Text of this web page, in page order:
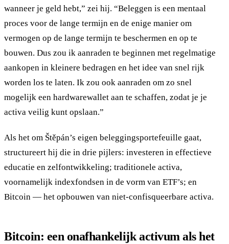
wanneer je geld hebt,” zei hij. “Beleggen is een mentaal
proces voor de lange termijn en de enige manier om
vermogen op de lange termijn te beschermen en op te
bouwen. Dus zou ik aanraden te beginnen met regelmatige
aankopen in kleinere bedragen en het idee van snel rijk
worden los te laten. Ik zou ook aanraden om zo snel
mogelijk een hardwarewallet aan te schaffen, zodat je je
activa veilig kunt opslaan.”
Als het om Štěpán’s eigen beleggingsportefeuille gaat,
structureert hij die in drie pijlers: investeren in effectieve
educatie en zelfontwikkeling; traditionele activa,
voornamelijk indexfondsen in de vorm van ETF’s; en
Bitcoin — het opbouwen van niet-confisqueerbare activa.
Bitcoin: een onafhankelijk activum als het